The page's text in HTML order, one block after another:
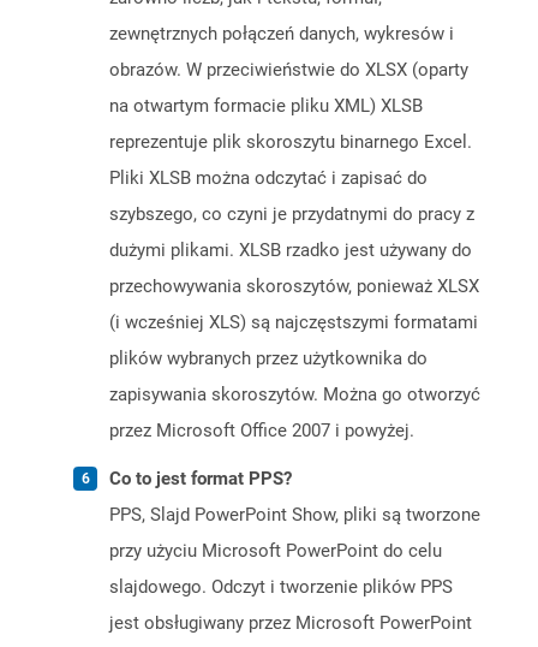
zewnętrznych połączeń danych, wykresów i
obrazów. W przeciwieństwie do XLSX (oparty
na otwartym formacie pliku XML) XLSB
reprezentuje plik skoroszytu binarnego Excel.
Pliki XLSB można odczytać i zapisać do
szybszego, co czyni je przydatnymi do pracy z
dużymi plikami. XLSB rzadko jest używany do
przechowywania skoroszytów, ponieważ XLSX
(i wcześniej XLS) są najczęstszymi formatami
plików wybranych przez użytkownika do
zapisywania skoroszytów. Można go otworzyć
przez Microsoft Office 2007 i powyżej.
Co to jest format PPS?
PPS, Slajd PowerPoint Show, pliki są tworzone
przy użyciu Microsoft PowerPoint do celu
slajdowego. Odczyt i tworzenie plików PPS
jest obsługiwany przez Microsoft PowerPoint